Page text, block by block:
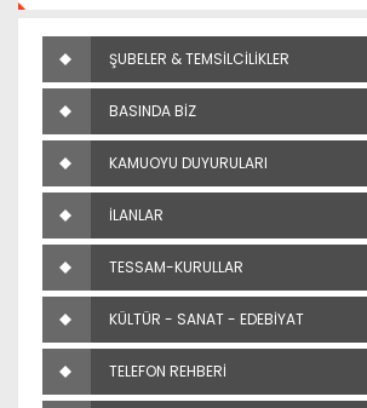
ŞUBELER & TEMSİLCİLİKLER
BASINDA BİZ
KAMUOYU DUYURULARI
İLANLAR
TESSAM-KURULLAR
KÜLTÜR - SANAT - EDEBİYAT
TELEFON REHBERİ